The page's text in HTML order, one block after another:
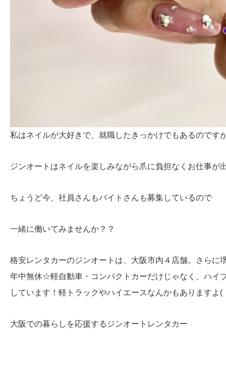
私はネイルが大好きで、就職したきっかけでもあるのです
ジンオートはネイルを楽しみながら爪に負担なくお仕事
ちょうど今、社員さんもバイトさんも募集しているので
一緒に働いてみませんか？？
格安レンタカーのジンオートは、大阪市内４店舗。さらに
年中無休☆軽自動車・コンパクトカーだけじゃなく、ハイ
しています！軽トラックやハイエースなんかもありますよ(
大阪での暮らしを応援するジンオートレンタカー